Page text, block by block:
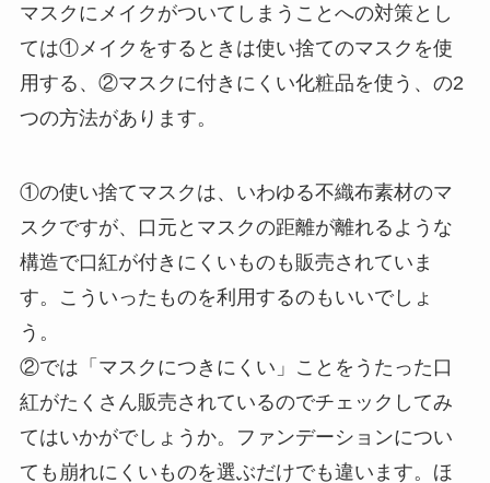
マスクにメイクがついてしまうことへの対策とし
ては①メイクをするときは使い捨てのマスクを使
用する、②マスクに付きにくい化粧品を使う、の2
つの方法があります。
①の使い捨てマスクは、いわゆる不織布素材のマ
スクですが、口元とマスクの距離が離れるような
構造で口紅が付きにくいものも販売されていま
す。こういったものを利用するのもいいでしょ
う。
②では「マスクにつきにくい」ことをうたった口
紅がたくさん販売されているのでチェックしてみ
てはいかがでしょうか。ファンデーションについ
ても崩れにくいものを選ぶだけでも違います。ほ